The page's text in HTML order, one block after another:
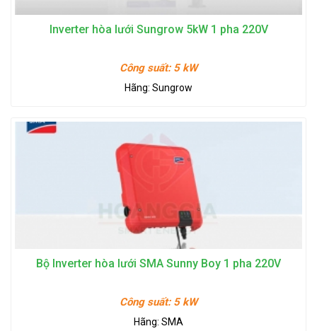
Inverter hòa lưới Sungrow 5kW 1 pha 220V
Công suất: 5 kW
Hãng: Sungrow
Bộ Inverter hòa lưới SMA Sunny Boy 1 pha 220V
Công suất: 5 kW
Hãng: SMA